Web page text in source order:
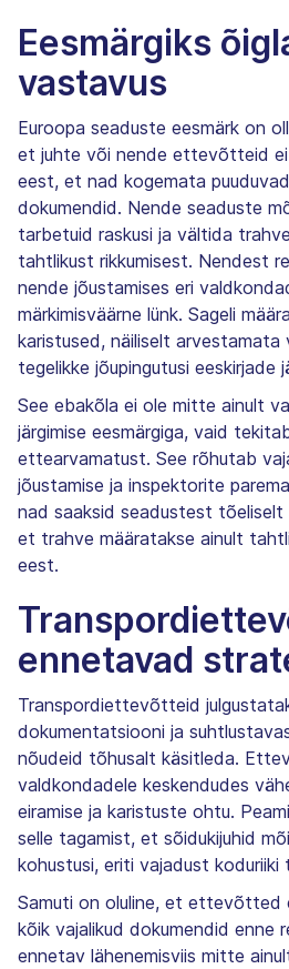
Eesmärgiks
vastavus
Euroopa seaduste eesmärk on
et juhte või nende ettevõtteid
eest, et nad kogemata
dokumendid. Nende seaduste
tarbetuid raskusi ja vältida
tahtlikust rikkumisest. Nendest
nende jõustamises eri
märkimisväärne lünk. Sageli
karistused, näiliselt
tegelikke jõupingutusi eeskirjade
See ebakõla ei ole mitte ainult
järgimise eesmärgiga, vaid
ettearvamatust. See rõhutab
jõustamise ja inspektorite
nad saaksid seadustest tõeliselt
et trahve määratakse ainult
eest.
ennetavad
Transpordiettevõtteid
dokumentatsiooni ja
nõudeid tõhusalt käsitleda.
valdkondadele keskendudes
eiramise ja karistuste ohtu.
selle tagamist, et sõidukijuhid
kohustusi, eriti vajadust koduriiki
Samuti on oluline, et ettevõtted
kõik vajalikud dokumendid enne
ennetav lähenemisviis mitte